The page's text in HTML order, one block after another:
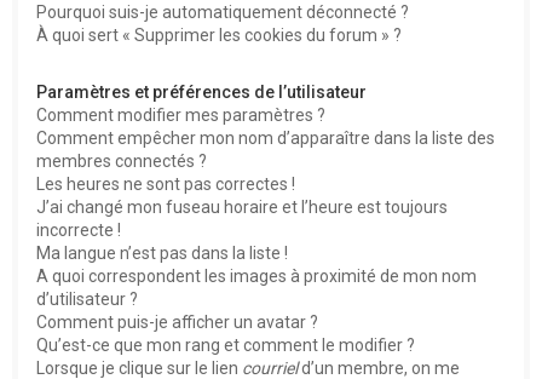
Pourquoi suis-je automatiquement déconnecté ?
À quoi sert « Supprimer les cookies du forum » ?
Paramètres et préférences de l’utilisateur
Comment modifier mes paramètres ?
Comment empêcher mon nom d’apparaître dans la liste des
membres connectés ?
Les heures ne sont pas correctes !
J’ai changé mon fuseau horaire et l’heure est toujours
incorrecte !
Ma langue n’est pas dans la liste !
A quoi correspondent les images à proximité de mon nom
d’utilisateur ?
Comment puis-je afficher un avatar ?
Qu’est-ce que mon rang et comment le modifier ?
Lorsque je clique sur le lien courrield’un membre, on me